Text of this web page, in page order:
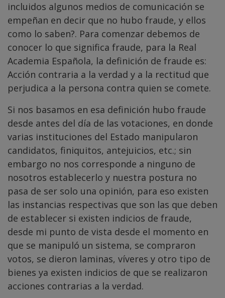
incluidos algunos medios de comunicación se
empeñan en decir que no hubo fraude, y ellos
como lo saben?. Para comenzar debemos de
conocer lo que significa fraude, para la Real
Academia Española, la definición de fraude es:
Acción contraria a la verdad y a la rectitud que
perjudica a la persona contra quien se comete.
Si nos basamos en esa definición hubo fraude
desde antes del día de las votaciones, en donde
varias instituciones del Estado manipularon
candidatos, finiquitos, antejuicios, etc.; sin
embargo no nos corresponde a ninguno de
nosotros establecerlo y nuestra postura no
pasa de ser solo una opinión, para eso existen
las instancias respectivas que son las que deben
de establecer si existen indicios de fraude,
desde mi punto de vista desde el momento en
que se manipuló un sistema, se compraron
votos, se dieron laminas, víveres y otro tipo de
bienes ya existen indicios de que se realizaron
acciones contrarias a la verdad.